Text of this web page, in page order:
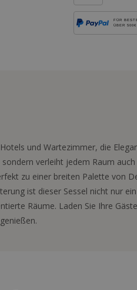
FÜR
ÜBER 500€
und Wartezimmer, die
verleiht jedem Raum
zu einer breiten Palette von
ist dieser Sessel nicht nur
Räume. Laden Sie Ihre